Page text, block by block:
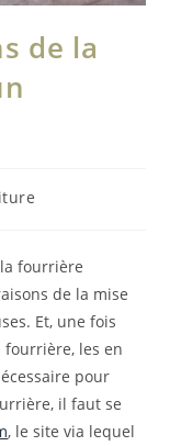
de la
fourrière
de la mise
Et, une fois
les en
pour
il faut se
, le site via lequel